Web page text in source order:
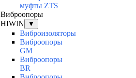
муфты ZTS
Виброопоры
HIWIN
▼
Виброизоляторы
Виброопоры
GM
Виброопоры
BR